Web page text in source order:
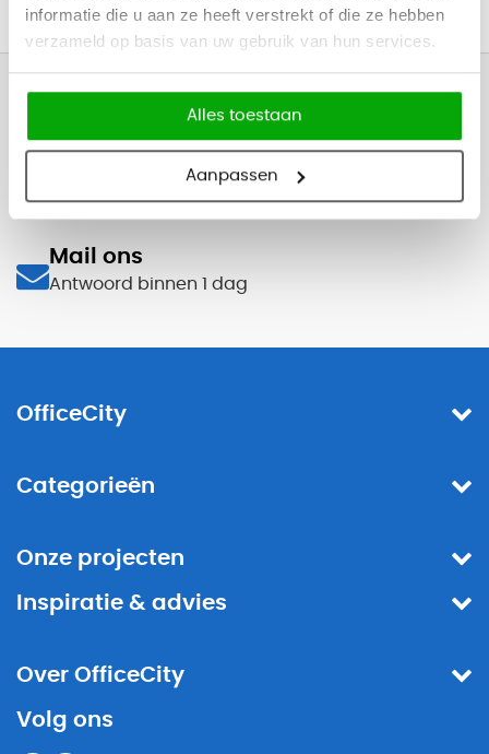
informatie die u aan ze heeft verstrekt of die ze hebben
verzameld op basis van uw gebruik van hun services.
Alles toestaan
Aanpassen
Hulp nodig?
Bel +31 (0) 23 302 00 80
Mail ons
Antwoord binnen 1 dag
OfficeCity
Categorieën
Onze projecten
Inspiratie & advies
Over OfficeCity
Volg ons